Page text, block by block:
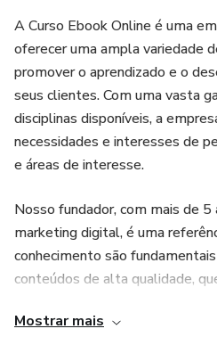
A Curso Ebook Online é uma
oferecer uma ampla variedade
promover o aprendizado e o
seus clientes. Com uma vasta
disciplinas disponíveis, a
necessidades e interesses de
e áreas de interesse.
Nosso fundador, com mais de
marketing digital, é uma
conhecimento são
conteúdos de alta qualidade,
desenvolverem suas habilidades
Mostrar mais